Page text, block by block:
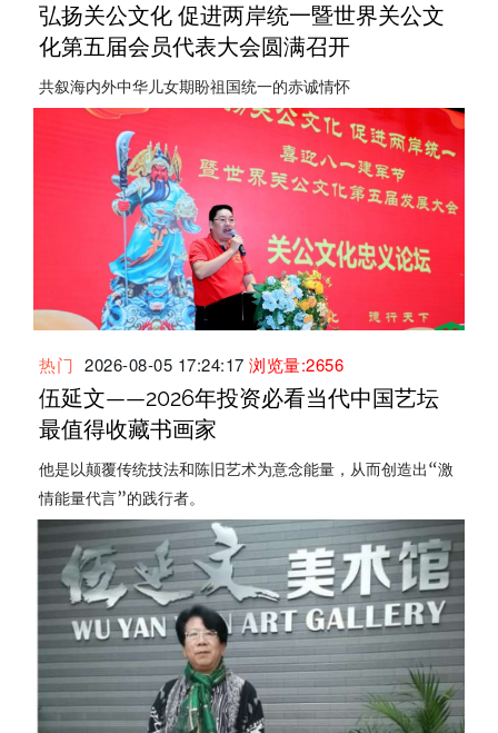
弘扬关公文化 促进两岸统一暨世界关公文
化第五届会员代表大会圆满召开
共叙海内外中华儿女期盼祖国统一的赤诚情怀
热门 2026-08-05 17:24:17 浏览量:2656
伍延文——2026年投资必看当代中国艺坛
最值得收藏书画家
他是以颠覆传统技法和陈旧艺术为意念能量，从而创造出“激
情能量代言”的践行者。